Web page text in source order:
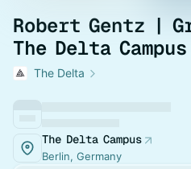
Robert Gentz |
The Delta Campus
The Delta
The Delta Campus
Berlin, Germany